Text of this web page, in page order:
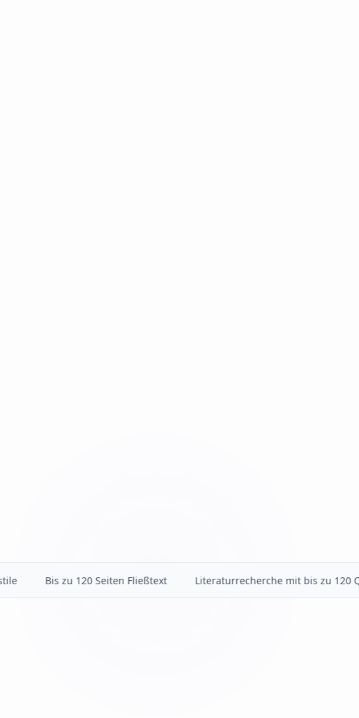
Bis zu 120 Seiten Fließtext Literaturrecherche mit bis zu 120 Quellen